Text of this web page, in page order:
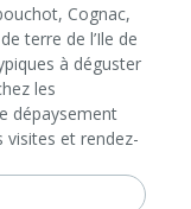
Cognac,
terre de l’Ile de
à déguster
les
dépaysement
visites et rendez-
du